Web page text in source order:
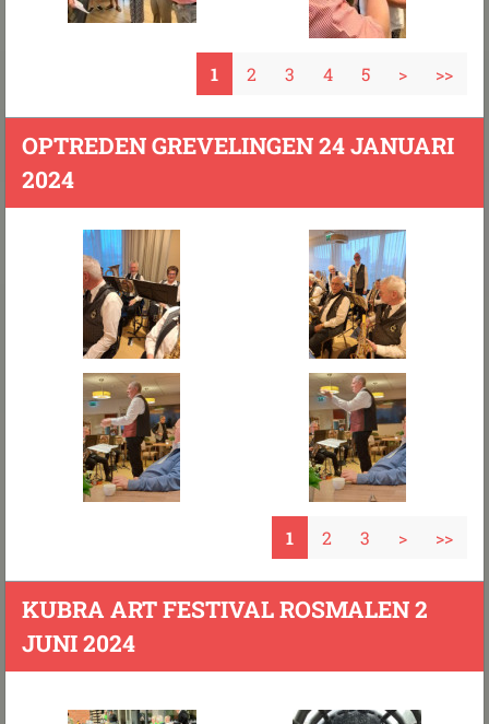
1 2 3 4 5 > >>
OPTREDEN GREVELINGEN 24 JANUARI
2024
1 2 3 > >>
KUBRA ART FESTIVAL ROSMALEN 2
JUNI 2024